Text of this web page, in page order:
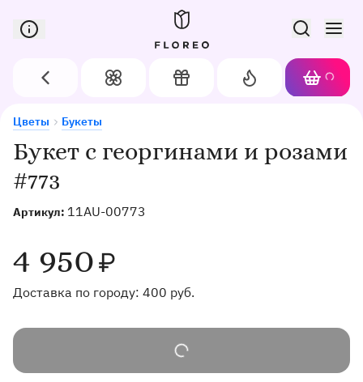
Сервис доставки цветов в Орле
Назад Цветы Подарки
Акции
Корзина
Букет с георгинами и розами
#773
Артикул: 11AU-00773
4 950₽
Доставка по городу: 400 руб.
Цветы Букеты
Букет с георгинами и розами #773